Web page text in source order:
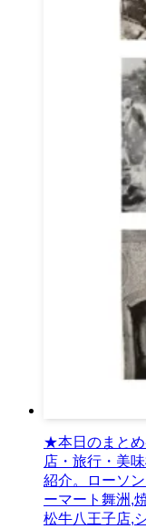
★本日のまとめ
店・旅行・美
紹介。ローソ
ーマート舞洲,
松牛八王子店,